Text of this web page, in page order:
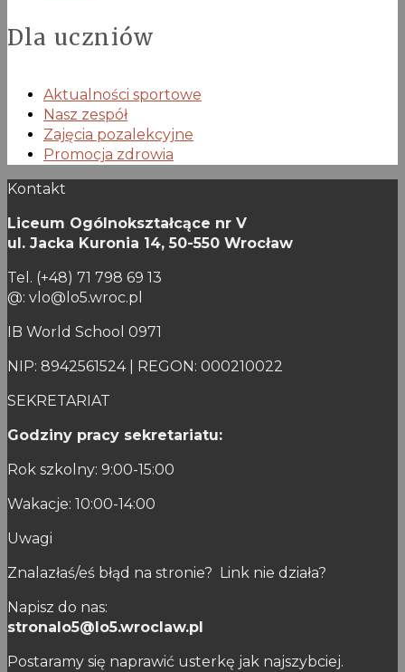
Dla uczniów
Aktualności sportowe
Nasz zespół
Zajęcia pozalekcyjne
Promocja zdrowia
Kontakt
Liceum Ogólnokształcące nr V
ul. Jacka Kuronia 14, 50-550 Wrocław
Tel. (+48) 71 798 69 13
@: vlo@lo5.wroc.pl
IB World School 0971
NIP: 8942561524 | REGON: 000210022
SEKRETARIAT
Godziny pracy sekretariatu:
Rok szkolny: 9:00-15:00
Wakacje: 10:00-14:00
Uwagi
Znalazłaś/eś błąd na stronie? Link nie działa?
Napisz do nas:
stronalo5@lo5.wroclaw.pl
Postaramy się naprawić usterkę jak najszybciej.